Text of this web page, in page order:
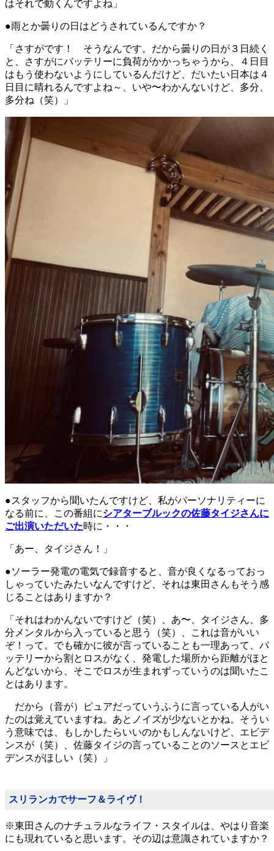
はそれで動くんですよね」
●雨とか曇りの日はどうされているんですか？
「さすがです！ そうなんです。だから曇りの日が３日続く
と、さすがにバッテリーに負荷がかかっちゃうから、４日目
はもう使わないようにしているんだけど、だいたい日本は４
日目に晴れるんですよね～、いや〜わかんないけど、多分、
多分ね（笑）」
●スタッフから聞いたんですけど、私がパーソナリティーに
なる前に、この番組にシアターブルックの佐藤タイジさんに
ご出演いただいた時に・・・
「あー、タイジさん！」
●ソーラー発電の電気で録音すると、音が良くなるっておっ
しゃっていたみたいなんですけど、それは東田さんもそう感
じることはありますか？
「それはわかんないですけど（笑）、あ〜、タイジさん、多
分メンタルから入っていると思う（笑）、これは音がいい
ぞ！って。でも確かに彼が言っていることも一理あって、バ
ッテリーから割とロスがなく、発電した場所から距離がほと
んどないから、そこでロスが生まれずっていうのは聞いたこ
とはあります。
だから（音が）ピュアだっていうふうに言っている人がい
たのは覚えていますね。あとノイズが少ないとかね。そうい
う意味では、もしかしたらいいのかもしんないけど、エビデ
ンスが（笑）、佐藤タイジの言っていることのソースとエビ
デンスがほしい（笑）」
スリランカでサーフ＆ライヴ！
※東田さんのナチュラルなライフ・スタイルは、やはり音楽
にも現れていると思います。その辺は意識されていますか？